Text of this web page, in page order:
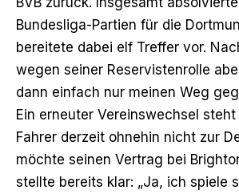
Bundesliga-Partien für die
bereitete dabei elf Treffer vor.
wegen seiner Reservistenrolle
dann einfach nur meinen Weg
Ein erneuter Vereinswechsel
Fahrer derzeit ohnehin nicht zur
möchte seinen Vertrag bei
stellte bereits klar: „Ja, ich spiele